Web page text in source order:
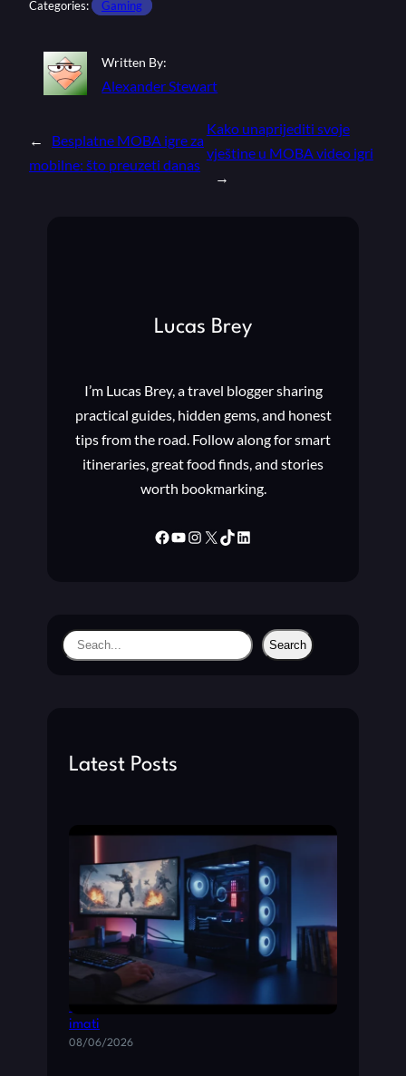
Categories: Gaming
Written By:
Alexander Stewart
←
Besplatne MOBA igre za
mobilne: što preuzeti danas
Kako unaprijediti svoje
vještine u MOBA video igri
→
Lucas Brey
I’m Lucas Brey, a travel blogger sharing
practical guides, hidden gems, and honest
tips from the road. Follow along for smart
itineraries, great food finds, and stories
worth bookmarking.
Facebook YouTube Instagram X TikTok LinkedIn
S
Search
Latest Posts
Top 10 akcione pucačine za pc koje morate
imati
08/06/2026